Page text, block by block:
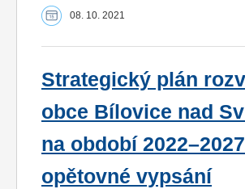
08. 10. 2021
Strategický plán
obce Bílovice nad
na období
opětovné vypsání